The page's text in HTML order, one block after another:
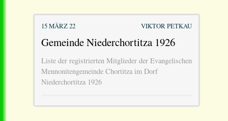
15 MÄRZ 22 VIKTOR PETKAU
Gemeinde Niederchortitza 1926
Liste der registrierten Mitglieder der Evangelischen
Mennonitengemeinde Chortitza im Dorf
Niederchortitza 1926